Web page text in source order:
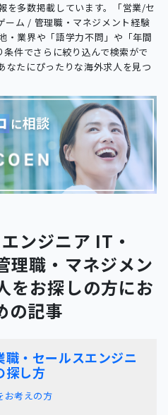
を多数掲載しています。「営業/セ
ーム / 管理職・マネジメント経験
・業界や「語学力不問」や「年間
件でさらに絞り込んで検索がで
なたにぴったりな海外求人を見つ
ンジニア IT・
理職・マネジメン
をお探しの方にお
の記事
・セールスエンジニ
探し方
お考えの方